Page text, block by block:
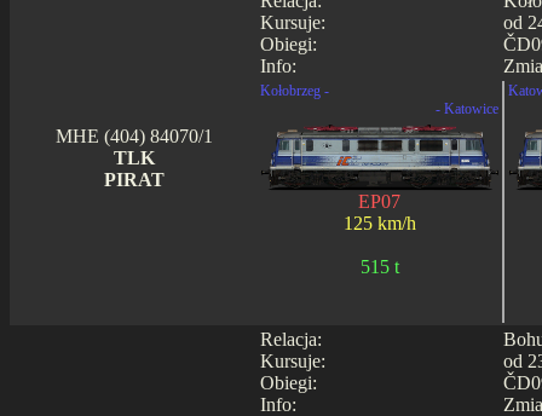
Kursuje:
Obiegi:
Info:
od
MHE (404) 84070/1
TLK
PIRAT
Kołobrzeg -
- Katowice
EP07
125 km/h
515 t
Relacja:
Kursuje:
Obiegi:
Info:
od